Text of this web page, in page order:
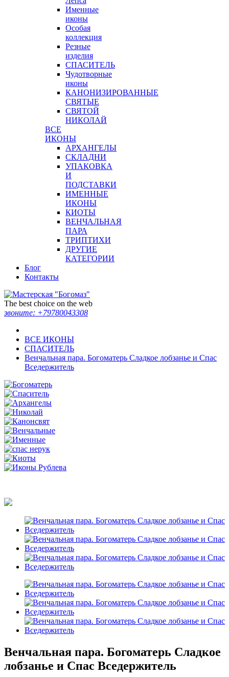
Именные
иконы
Особая
коллекция
Резные
изделия
СПАСИТЕЛЬ
Чудотворные
иконы
КАНОНИЗИРОВАННЫЕ
СВЯТЫЕ
СВЯТОЙ
НИКОЛАЙ
ВСЕ
ИКОНЫ
АРХАНГЕЛЫ
СКЛАДНИ
УПАКОВКА
И
ПОДСТАВКИ
ИМЕННЫЕ
ИКОНЫ
КИОТЫ
ВЕНЧАЛЬНАЯ
ПАРА
ТРИПТИХИ
ДРУГИЕ
КАТЕГОРИИ
Блог
Контакты
The best choice on the web
звоните: +79780043308
ВСЕ ИКОНЫ
СПАСИТЕЛЬ
Венчальная пара. Богоматерь Сладкое лобзанье и Спас
Вседержитель
Венчальная пара. Богоматерь Сладкое
лобзанье и Спас Вседержитель